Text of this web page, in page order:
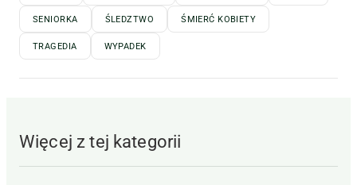
SENIORKA ŚLEDZTWO ŚMIERĆ KOBIETY
TRAGEDIA WYPADEK
Więcej z tej kategorii